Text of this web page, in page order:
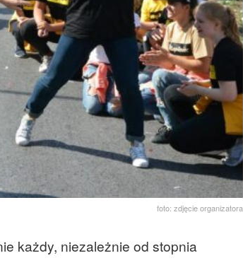
foto: zdjęcie organizatora
każdy, niezależnie od stopnia